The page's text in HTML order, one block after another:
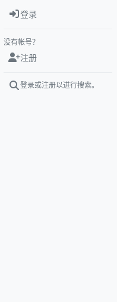
登录
没有帐号？
注册
登录或注册以进行搜索。